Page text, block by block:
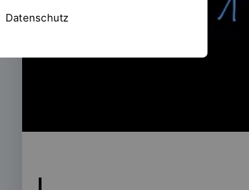
Datenschutz